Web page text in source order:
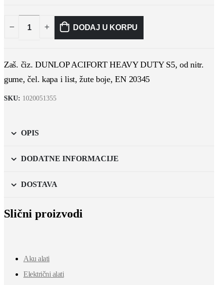
DODAJ U KORPU
Zaš. čiz. DUNLOP ACIFORT HEAVY DUTY S5, od nitr.
gume, čel. kapa i list, žute boje, EN 20345
SKU: 1020051355
OPIS
DODATNE INFORMACIJE
DOSTAVA
Slični proizvodi
Aku alati
Električni alati